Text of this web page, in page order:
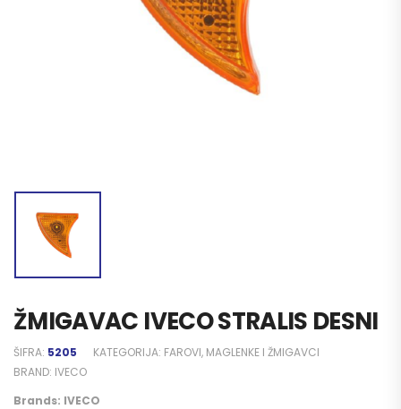
ŽMIGAVAC IVECO STRALIS DESNI
ŠIFRA: 5205 KATEGORIJA: FAROVI, MAGLENKE I ŽMIGAVCI
BRAND: IVECO
Brands: IVECO